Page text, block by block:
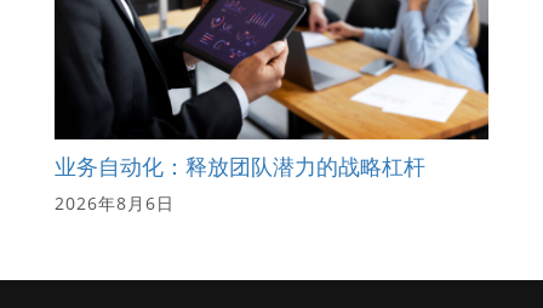
业务自动化：释放团队潜力的战略杠杆
2026年8月6日